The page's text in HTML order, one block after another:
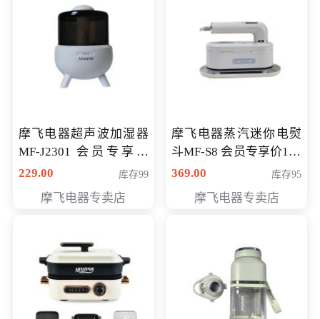
摩飞电器超声波加湿器
MF-J2301 会员专享价
168元
229.00 库存99
摩飞电器专卖店
摩飞电器蒸汽迷你电熨
斗MF-S8 会员专享价168
元
369.00 库存95
摩飞电器专卖店